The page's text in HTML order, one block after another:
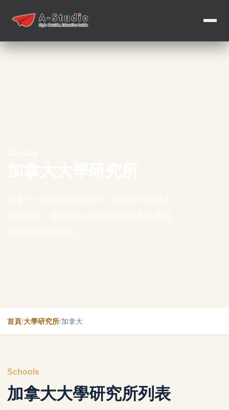
首頁/大學研究所/加拿大
Schools
加拿大大學研究所列表